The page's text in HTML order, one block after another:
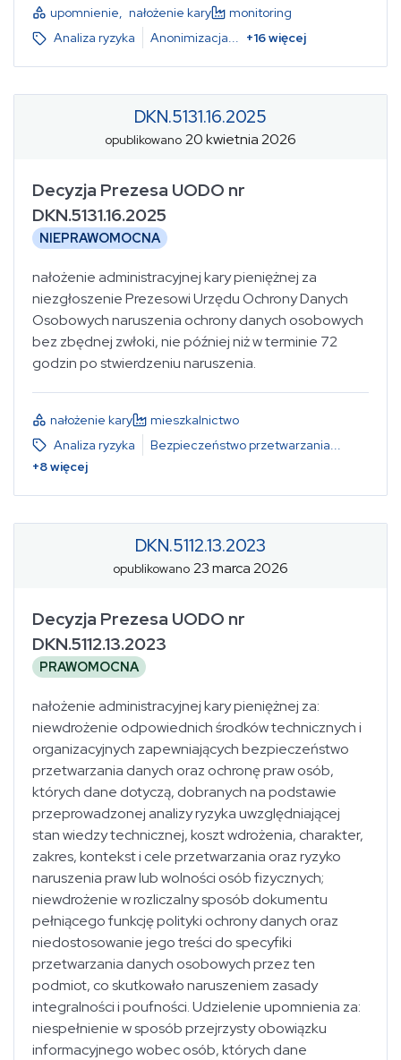
upomnienie, nałożenie kary
monitoring
Analiza ryzyka
Anonimizacja... +16więcej
DKN.5131.16.2025
opublikowano 20 kwietnia 2026
Decyzja Prezesa UODO nr
DKN.5131.16.2025
NIEPRAWOMOCNA
nałożenie administracyjnej kary pieniężnej za
niezgłoszenie Prezesowi Urzędu Ochrony Danych
Osobowych naruszenia ochrony danych osobowych
bez zbędnej zwłoki, nie później niż w terminie 72
godzin po stwierdzeniu naruszenia.
nałożenie kary
mieszkalnictwo
Analiza ryzyka
Bezpieczeństwo przetwarzania
+8więcej
DKN.5112.13.2023
opublikowano 23 marca 2026
Decyzja Prezesa UODO nr
DKN.5112.13.2023
PRAWOMOCNA
nałożenie administracyjnej kary pieniężnej za:
niewdrożenie odpowiednich środków technicznych i
organizacyjnych zapewniających bezpieczeństwo
przetwarzania danych oraz ochronę praw osób,
których dane dotyczą, dobranych na podstawie
przeprowadzonej analizy ryzyka uwzględniającej
stan wiedzy technicznej, koszt wdrożenia, charakter,
zakres, kontekst i cele przetwarzania oraz ryzyko
naruszenia praw lub wolności osób fizycznych;
niewdrożenie w rozliczalny sposób dokumentu
pełniącego funkcję polityki ochrony danych oraz
niedostosowanie jego treści do specyfiki
przetwarzania danych osobowych przez ten
podmiot, co skutkowało naruszeniem zasady
integralności i poufności. Udzielenie upomnienia za:
niespełnienie w sposób przejrzysty obowiązku
informacyjnego wobec osób, których dane